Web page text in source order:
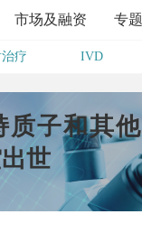
市场及融资 专题
疗 IVD
质子和其
世